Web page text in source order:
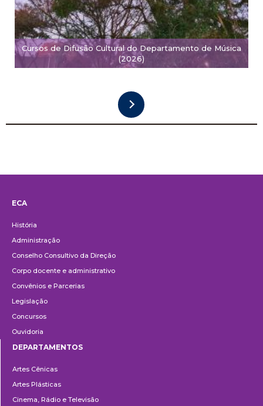
Cursos de Difusão Cultural do Departamento de Música
(2026)
ECA
História
Administração
Conselho Consultivo da Direção
Corpo docente e administrativo
Convênios e Parcerias
Legislação
Concursos
Ouvidoria
DEPARTAMENTOS
Artes Cênicas
Artes Plásticas
Cinema, Rádio e Televisão